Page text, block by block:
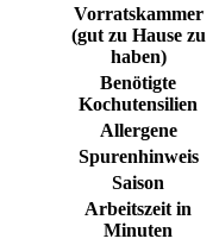
Vorratskammer
(gut zu Hause zu
haben)
Benötigte
Kochutensilien
Allergene
Spurenhinweis
Saison
Arbeitszeit in
Minuten